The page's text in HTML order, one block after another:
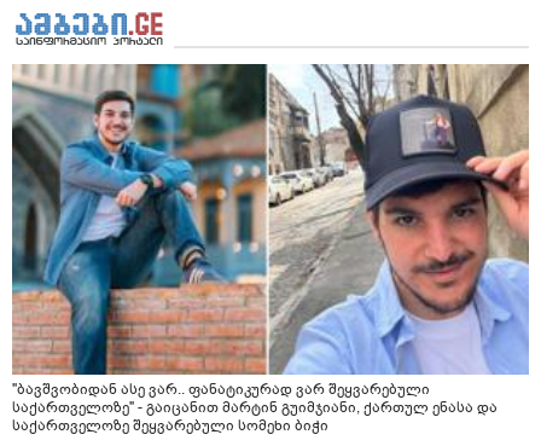
"ბავშვობიდან ასე ვარ.. ფანატიკურად ვარ შეყვარებული
საქართველოზე" - გაიცანით მარტინ გუიმჯიანი, ქართულ ენასა და
საქართველოზე შეყვარებული სომეხი ბიჭი